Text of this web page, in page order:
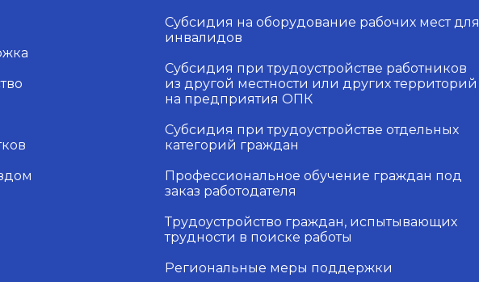
Субсидия на оборудование рабочих мест для
инвалидов
Субсидия при трудоустройстве работников
из другой местности или других территорий
на предприятия ОПК
Субсидия при трудоустройстве отдельных
категорий граждан
Профессиональное обучение граждан под
заказ работодателя
Трудоустройство граждан, испытывающих
трудности в поиске работы
Региональные меры поддержки